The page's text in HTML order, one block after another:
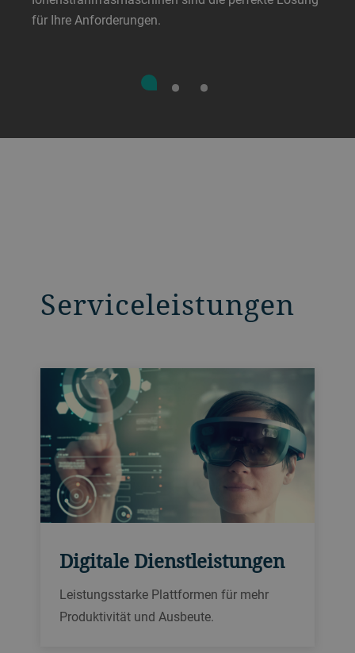
für Ihre Anforderungen.
Serviceleistungen
Digitale Dienstleistungen
Leistungsstarke Plattformen für mehr
Produktivität und Ausbeute.